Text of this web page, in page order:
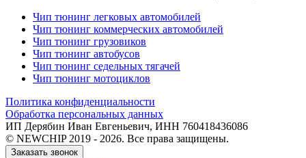
Чип тюнинг легковых автомобилей
Чип тюнинг коммерческих автомобилей
Чип тюнинг грузовиков
Чип тюнинг автобусов
Чип тюнинг седельных тягачей
Чип тюнинг мотоциклов
Политика конфиденциальности
Обработка персональных данных
ИП Дерябин Иван Евгеньевич, ИНН 760418436086
© NEWCHIP 2019 - 2026. Все права защищены.
Заказать звонок